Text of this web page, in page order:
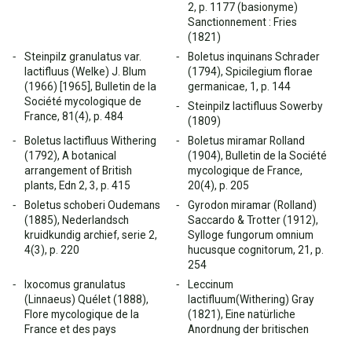
2, p. 1177 (basionyme)
Sanctionnement : Fries
(1821)
Steinpilz granulatus var.
lactifluus (Welke) J. Blum
(1966) [1965], Bulletin de la
Société mycologique de
France, 81(4), p. 484
Boletus inquinans Schrader
(1794), Spicilegium florae
germanicae, 1, p. 144
Steinpilz lactifluus Sowerby
(1809)
Boletus lactifluus Withering
(1792), A botanical
arrangement of British
plants, Edn 2, 3, p. 415
Boletus miramar Rolland
(1904), Bulletin de la Société
mycologique de France,
20(4), p. 205
Boletus schoberi Oudemans
(1885), Nederlandsch
kruidkundig archief, serie 2,
4(3), p. 220
Gyrodon miramar (Rolland)
Saccardo & Trotter (1912),
Sylloge fungorum omnium
hucusque cognitorum, 21, p.
254
Ixocomus granulatus
(Linnaeus) Quélet (1888),
Flore mycologique de la
France et des pays
Leccinum
lactifluum(Withering) Gray
(1821), Eine natürliche
Anordnung der britischen